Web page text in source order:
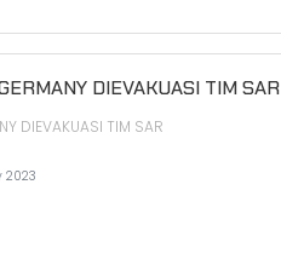
DIEVAKUASI TIM SAR
DIEVAKUASI TIM SAR
2023